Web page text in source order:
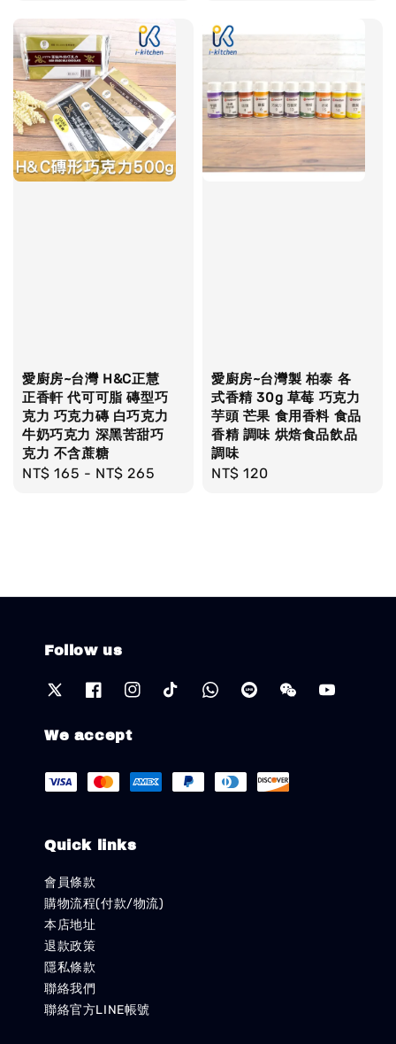
愛廚房~台灣 H&C正慧
正香軒 代可可脂 磚型巧
克力 巧克力磚 白巧克力
牛奶巧克力 深黑苦甜巧
克力 不含蔗糖
Regular
NT$ 165 - NT$ 265
愛廚房~台灣製 柏泰 各
式香精 30g 草莓 巧克力
芋頭 芒果 食用香料 食品
香精 調味 烘焙食品飲品
調味
Regular
NT$ 120
Follow us
We accept
Quick links
會員條款
購物流程(付款/物流)
本店地址
退款政策
隱私條款
聯絡我們
聯絡官方LINE帳號